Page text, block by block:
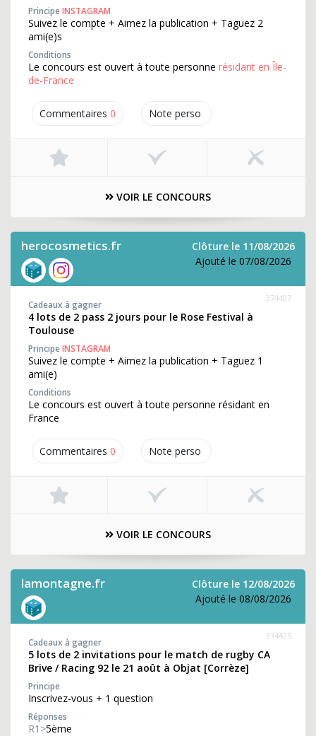
Commentaires 0 Note perso
PrincipeINSTAGRAM
Suivez le compte + Aimez la publication + Taguez 2
ami(e)s
Conditions
Le concours est ouvert à toute personne résidant en Île-
de-France
VOIR LE CONCOURS
herocosmetics.fr
Clôture le 11/08/2026
Ajouté le 07/08/2026
Commentaires 0 Note perso
374407
Cadeaux à gagner
4 lots de 2 pass 2 jours pour le Rose Festival à
Toulouse
PrincipeINSTAGRAM
Suivez le compte + Aimez la publication + Taguez 1
ami(e)
Conditions
Le concours est ouvert à toute personne résidant en
France
VOIR LE CONCOURS
lamontagne.fr
Clôture le 12/08/2026
Ajouté le 08/08/2026
374425
Cadeaux à gagner
5 lots de 2 invitations pour le match de rugby CA
Brive / Racing 92 le 21 août à Objat [Corrèze]
Principe
Inscrivez-vous + 1 question
Réponses
R1>5ème